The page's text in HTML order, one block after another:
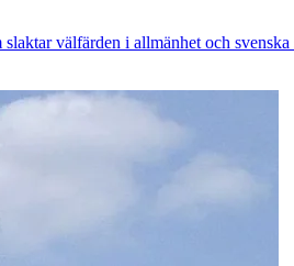
välfärden i allmänhet och